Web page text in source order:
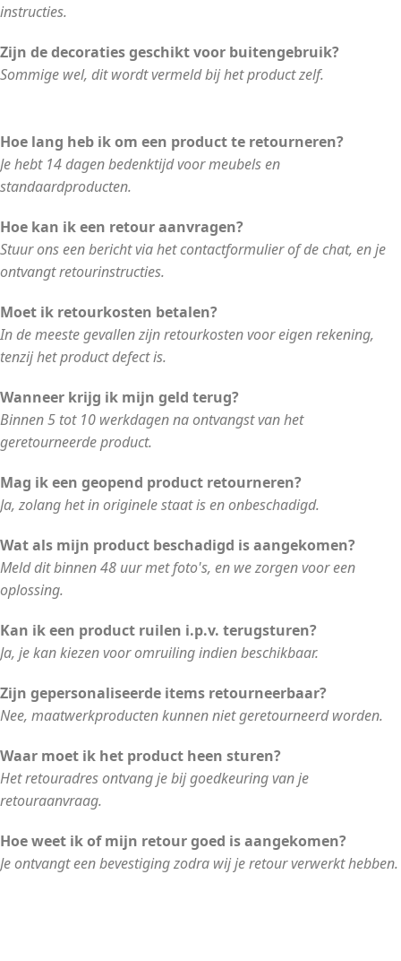
instructies.
Zijn de decoraties geschikt voor buitengebruik?
Sommige wel, dit wordt vermeld bij het product zelf.
Hoe lang heb ik om een product te retourneren?
Je hebt 14 dagen bedenktijd voor meubels en
standaardproducten.
Hoe kan ik een retour aanvragen?
Stuur ons een bericht via het contactformulier of de chat, en je
ontvangt retourinstructies.
Moet ik retourkosten betalen?
In de meeste gevallen zijn retourkosten voor eigen rekening,
tenzij het product defect is.
Wanneer krijg ik mijn geld terug?
Binnen 5 tot 10 werkdagen na ontvangst van het
geretourneerde product.
Mag ik een geopend product retourneren?
Ja, zolang het in originele staat is en onbeschadigd.
Wat als mijn product beschadigd is aangekomen?
Meld dit binnen 48 uur met foto's, en we zorgen voor een
oplossing.
Kan ik een product ruilen i.p.v. terugsturen?
Ja, je kan kiezen voor omruiling indien beschikbaar.
Zijn gepersonaliseerde items retourneerbaar?
Nee, maatwerkproducten kunnen niet geretourneerd worden.
Waar moet ik het product heen sturen?
Het retouradres ontvang je bij goedkeuring van je
retouraanvraag.
Hoe weet ik of mijn retour goed is aangekomen?
Je ontvangt een bevestiging zodra wij je retour verwerkt hebben.